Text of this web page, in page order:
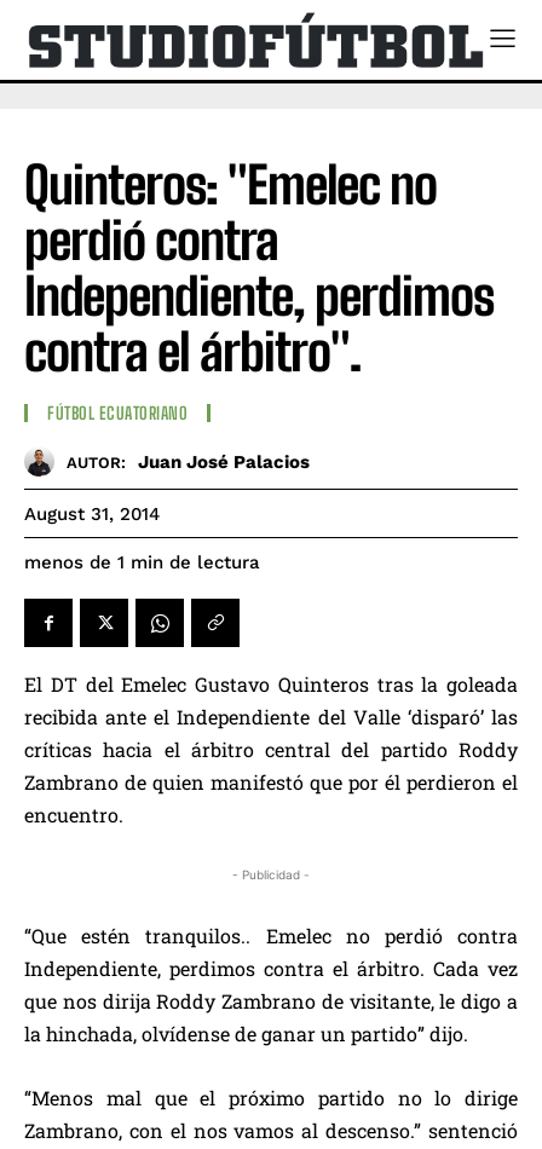
Quinteros: "Emelec no
perdió contra
Independiente, perdimos
contra el árbitro".
FÚTBOL ECUATORIANO
AUTOR: Juan José Palacios
August 31, 2014
menos de 1 min de lectura
El DT del Emelec Gustavo Quinteros tras la goleada
recibida ante el Independiente del Valle ‘disparó’ las
críticas hacia el árbitro central del partido Roddy
Zambrano de quien manifestó que por él perdieron el
encuentro.
- Publicidad -
“Que estén tranquilos.. Emelec no perdió contra
Independiente, perdimos contra el árbitro. Cada vez
que nos dirija Roddy Zambrano de visitante, le digo a
la hinchada, olvídense de ganar un partido” dijo.
“Menos mal que el próximo partido no lo dirige
Zambrano, con el nos vamos al descenso.” sentenció